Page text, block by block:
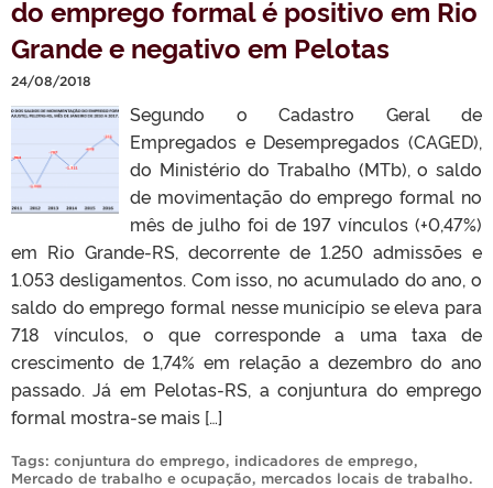
do emprego formal é positivo em Rio
Grande e negativo em Pelotas
24/08/2018
Segundo o Cadastro Geral de
Empregados e Desempregados (CAGED),
do Ministério do Trabalho (MTb), o saldo
de movimentação do emprego formal no
mês de julho foi de 197 vínculos (+0,47%)
em Rio Grande-RS, decorrente de 1.250 admissões e
1.053 desligamentos. Com isso, no acumulado do ano, o
saldo do emprego formal nesse município se eleva para
718 vínculos, o que corresponde a uma taxa de
crescimento de 1,74% em relação a dezembro do ano
passado. Já em Pelotas-RS, a conjuntura do emprego
formal mostra-se mais […]
Tags: conjuntura do emprego, indicadores de emprego,
Mercado de trabalho e ocupação, mercados locais de trabalho.